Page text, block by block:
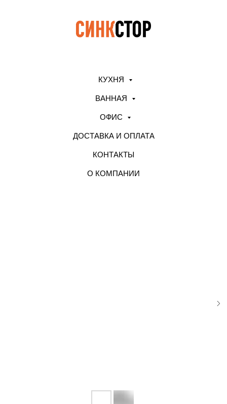
КУХНЯ
ВАННАЯ
ОФИС
ДОСТАВКА И ОПЛАТА
КОНТАКТЫ
О КОМПАНИИ